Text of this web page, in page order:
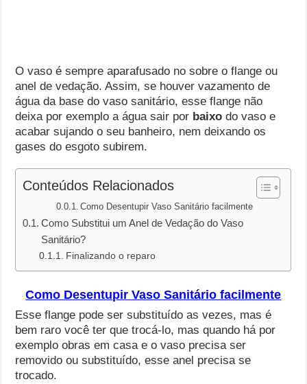
O vaso é sempre aparafusado no sobre o flange ou
anel de vedação. Assim, se houver vazamento de
água da base do vaso sanitário, esse flange não
deixa por exemplo a água sair por baixo do vaso e
acabar sujando o seu banheiro, nem deixando os
gases do esgoto subirem.
Conteúdos Relacionados
Como Desentupir Vaso Sanitário facilmente
Como Substitui um Anel de Vedação do Vaso
Sanitário?
Finalizando o reparo
Como Desentupir Vaso Sanitário facilmente
Esse flange pode ser substituído as vezes, mas é
bem raro você ter que trocá-lo, mas quando há por
exemplo obras em casa e o vaso precisa ser
removido ou substituído, esse anel precisa se
trocado.